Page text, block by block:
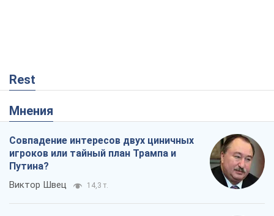
Rest
Мнения
Совпадение интересов двух циничных
игроков или тайный план Трампа и
Путина?
Виктор Швец 14,3 т.